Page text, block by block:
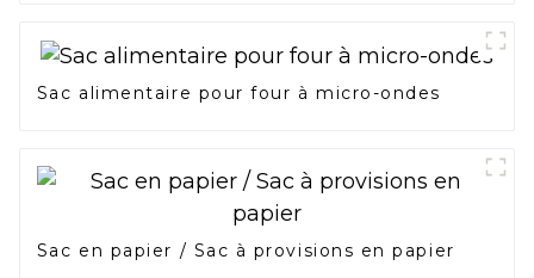
Sac alimentaire pour four à micro-ondes
Sac en papier / Sac à provisions en papier